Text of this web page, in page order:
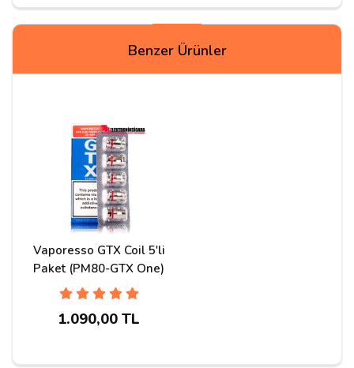
acaba kaç saat yada dakika şarj etmemiz gerekiyor
Cevap:Merhaba ürünleri bilgisayar yada
powerbank ile 2-3 saat kadar şarj edebilirsiniz
Opızhan
Merhaba bir sorum olucak ürünü nasıl ve nereden şarz
Benzer Ürünler
Vaporesso GTX Coil 5'li
Paket (PM80-GTX One)
1.090,00 TL